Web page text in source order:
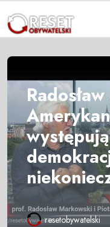
resetobywatelski